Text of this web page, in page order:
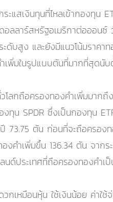
แสเงินทุนที่ไหลเข้ากองทุน
ลาร์สหรัฐอเมริกาต่อออนซ์
บสูง และยังมีแนวโน้มราคา
เพิ่มในรูปแบบตันที่มากที่สุดนั
โลกถือครองทองคำเพิ่มมาก
น SPDR ซึ่งเป็นกองทุน
73.75 ตัน ก่อนที่จะถือครอง
คำเพิ่มขึ้น 136.34 ตัน จาก
ประเทศที่ถือครองทองคำเ
เหมือนหุ้น ใช้เงินน้อย ค่าใ